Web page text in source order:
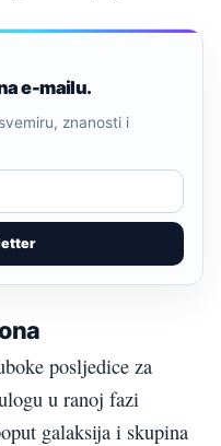
e-mailu.
znanosti i
posljedice za
u ranoj fazi
galaksija i skupina